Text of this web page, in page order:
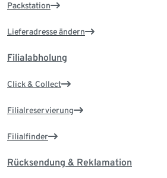
Packstation
Lieferadresse ändern
Filialabholung
Click & Collect
Filialreservierung
Filialfinder
Rücksendung & Reklamation